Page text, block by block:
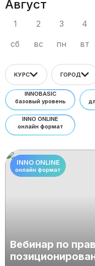
Август
1
сб
2
вс
3
пн
4
вт
КУРС ГОРОД
INNOBASIC
базовый уровень
INNO ONLINE
онлайн формат
INNO ONLINE
онлайн формат
Вебинар по